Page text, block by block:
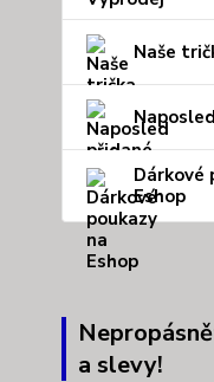
Naše
Dárkové
Eshop
a slevy!